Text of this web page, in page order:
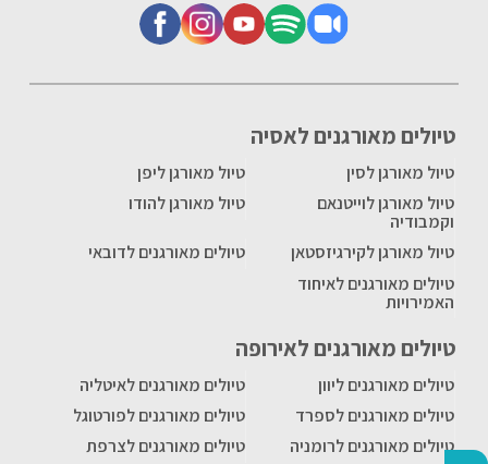
טיולים מאורגנים לאסיה
טיול מאורגן לסין
טיול מאורגן ליפן
טיול מאורגן לוייטנאם
וקמבודיה
טיול מאורגן להודו
טיול מאורגן לקירגיזסטאן
טיולים מאורגנים לדובאי
טיולים מאורגנים לאיחוד
האמירויות
טיולים מאורגנים לאירופה
טיולים מאורגנים ליוון
טיולים מאורגנים לאיטליה
טיולים מאורגנים לספרד
טיולים מאורגנים לפורטוגל
טיולים מאורגנים לרומניה
טיולים מאורגנים לצרפת